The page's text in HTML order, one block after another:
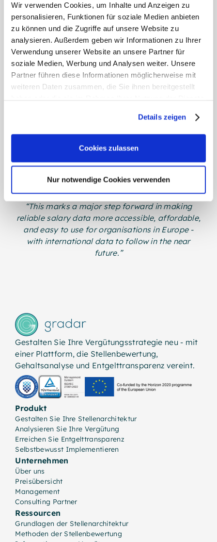
Wir verwenden Cookies, um Inhalte und Anzeigen zu
personalisieren, Funktionen für soziale Medien anbieten
zu können und die Zugriffe auf unsere Website zu
analysieren. Außerdem geben wir Informationen zu Ihrer
Verwendung unserer Website an unsere Partner für
soziale Medien, Werbung und Analysen weiter. Unsere
Partner führen diese Informationen möglicherweise mit
weiteren Daten zusammen, die Sie ihnen bereitgestellt
Weitere Informationen:Impressum,Datenschutz
Details zeigen
Cookies zulassen
Nur notwendige Cookies verwenden
integrate Mercer’s gold-standard market data in
their account - automatically matching
evaluated job roles to relevant market
benchmarks. Users can simply purchase a data
set alongside their existing licence and receive
instant access to the figures they need in one
consolidated system.
been a fragmented, time-consuming and costly
exercise. With Mercer data integrated into
gradar, our users can source, apply and analyse
smarter, faster decisions about pay and grading.
“This marks a major step forward in making
reliable salary data more accessible, affordable,
and easy to use for organisations in Europe -
with international data to follow in the near
future.”
Gestalten Sie Ihre Vergütungsstrategie neu - mit
einer Plattform, die Stellenbewertung,
Gehaltsanalyse und Entgelttransparenz vereint.
Produkt
Gestalten Sie Ihre Stellenarchitektur
Analysieren Sie Ihre Vergütung
Erreichen Sie Entgelttransparenz
Selbstbewusst Implementieren
Unternehmen
Über uns
Preisübersicht
Management
Consulting Partner
Ressourcen
Grundlagen der Stellenarchitektur
Methoden der Stellenbewertung